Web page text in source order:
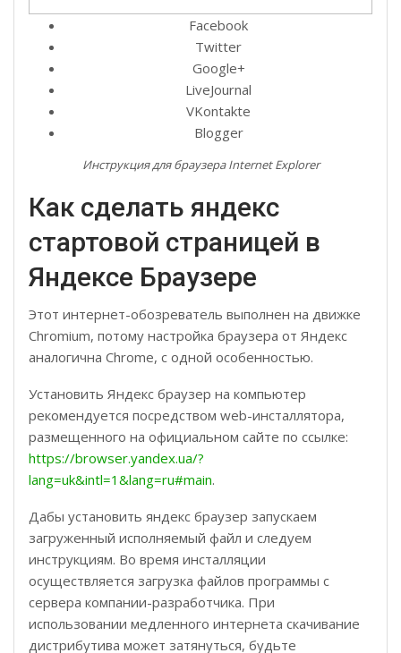
Facebook
Twitter
Google+
LiveJournal
VKontakte
Blogger
Инструкция для браузера Internet Explorer
Как сделать яндекс
стартовой страницей в
Яндексе Браузере
Этот интернет-обозреватель выполнен на движке
Chromium, потому настройка браузера от Яндекс
аналогична Chrome, с одной особенностью.
Установить Яндекс браузер на компьютер
рекомендуется посредством web-инсталлятора,
размещенного на официальном сайте по ссылке:
https://browser.yandex.ua/?
lang=uk&intl=1&lang=ru#main.
Дабы установить яндекс браузер запускаем
загруженный исполняемый файл и следуем
инструкциям. Во время инсталляции
осуществляется загрузка файлов программы с
сервера компании-разработчика. При
использовании медленного интернета скачивание
дистрибутива может затянуться, будьте